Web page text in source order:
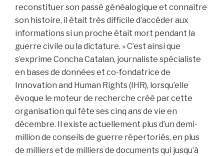
reconstituer son passé généalogique et connaître
son histoire, il était très difficile d’accéder aux
informations si un proche était mort pendant la
guerre civile ou la dictature. » C’est ainsi que
s’exprime Concha Catalan, journaliste spécialiste
en bases de données et co-fondatrice de
Innovation and Human Rights (IHR), lorsqu’elle
évoque le moteur de recherche créé par cette
organisation qui fête ses cinq ans de vie en
décembre. Il existe actuellement plus d’un demi-
million de conseils de guerre répertoriés, en plus
de milliers et de milliers de documents qui jusqu’à